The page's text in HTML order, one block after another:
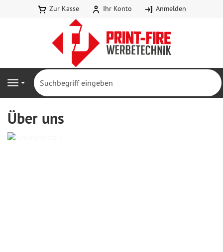
Zur Kasse Ihr Konto Anmelden
Navigation
Über uns